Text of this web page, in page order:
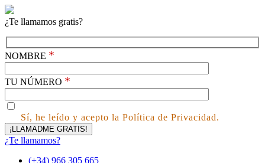
¿Te llamamos gratis?
NOMBRE *
TU NÚMERO *
Sí, he leído y acepto la Política de Privacidad.
¿Te llamamos?
(+34) 966 305 665